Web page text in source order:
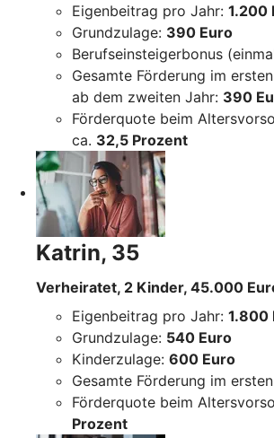
Eigenbeitrag pro Jahr: 1.200
Grundzulage: 390 Euro
Berufseinsteigerbonus
Gesamte Förderung im
ab dem zweiten Jahr: 390
Förderquote beim
ca. 32,5 Prozent
Katrin, 35
Verheiratet, 2 Kinder, 45.000
Eigenbeitrag pro Jahr: 1.800
Grundzulage: 540 Euro
Kinderzulage: 600 Euro
Gesamte Förderung im
Förderquote beim
Prozent